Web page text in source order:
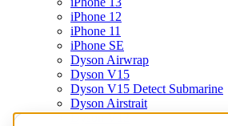
iPhone 12
iPhone 11
iPhone SE
Dyson Airwrap
Dyson V15
Dyson V15 Detect Submarine
Dyson Airstrait
Dyson V12